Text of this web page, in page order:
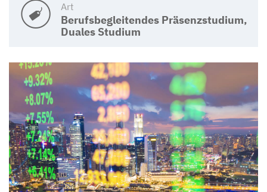
Art
Berufsbegleitendes Präsenzstudium,
Duales Studium